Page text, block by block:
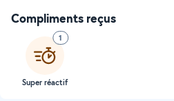
Compliments reçus
1
Super réactif